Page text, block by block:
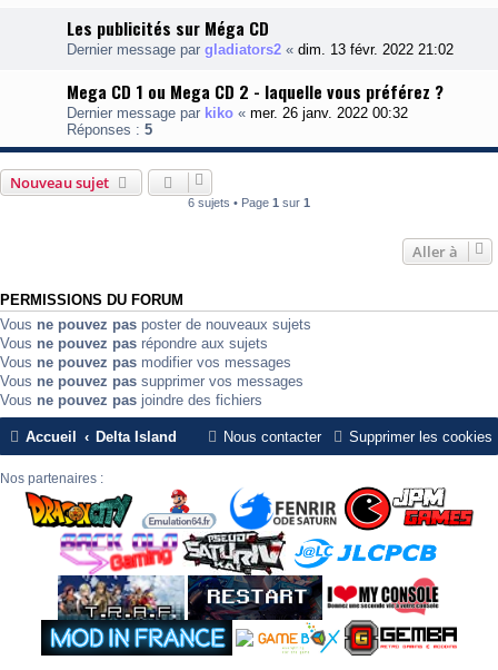
Les publicités sur Méga CD
Dernier message par gladiators2 « dim. 13 févr. 2022 21:02
Mega CD 1 ou Mega CD 2 - laquelle vous préférez ?
Dernier message par kiko « mer. 26 janv. 2022 00:32
Réponses : 5
Nouveau sujet
6 sujets • Page 1 sur 1
Aller à
PERMISSIONS DU FORUM
Vous ne pouvez pas poster de nouveaux sujets
Vous ne pouvez pas répondre aux sujets
Vous ne pouvez pas modifier vos messages
Vous ne pouvez pas supprimer vos messages
Vous ne pouvez pas joindre des fichiers
Accueil Delta Island Supprimer les cookies
Nous contacter
Nos partenaires :